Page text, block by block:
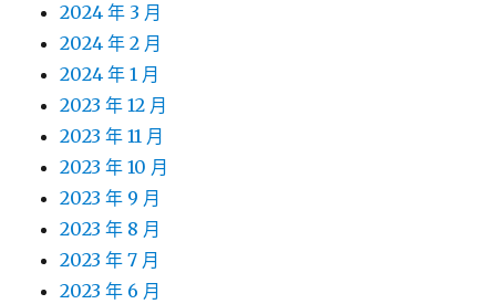
2024 年 3 月
2024 年 2 月
2024 年 1 月
2023 年 12 月
2023 年 11 月
2023 年 10 月
2023 年 9 月
2023 年 8 月
2023 年 7 月
2023 年 6 月